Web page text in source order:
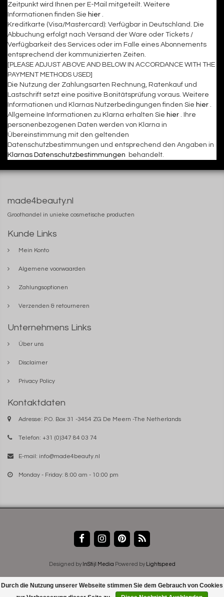
Zeitpunkt wird Ihnen per E-Mail mitgeteilt. Weitere
Informationen finden Sie hier .
Kreditkarte (Visa/Mastercard): Verfügbar in Deutschland. Die
Abbuchung erfolgt nach Versand der Ware oder Tickets /
Verfügbarkeit des Services oder im Falle eines Abonnements
entsprechend der kommunizierten Zeiten.
[PLEASE ADJUST ABOVE AND BELOW IN ACCORDANCE WITH THE
PAYMENT METHODS USED]
Die Nutzung der Zahlungsarten Rechnung, Ratenkauf und
Lastschrift setzt eine positive Bonitätsprüfung voraus. Weitere
Informationen und Klarnas Nutzerbedingungen finden Sie hier .
Allgemeine Informationen zu Klarna erhalten Sie hier . Ihre
personenbezogenen Daten werden von Klarna in
Übereinstimmung mit den geltenden
Datenschutzbestimmungen und entsprechend den Angaben in
Klarnas Datenschutzbestimmungen
behandelt.
made4beauty.nl
Groothandel in unieke cosmetische producten
Kunde Links
Mein Konto
Algemene voorwaarden
Zahlungsoptionen
Verzenden & retourneren
Unternehmens Links
Über uns
Disclaimer
Privacy Policy
Kontaktdaten
Adresse: P.O. Box 31 -3454 ZG De Meern -The Netherlands
Telefon: +31 (0)347 84 03 74
E-mail: info@made4beauty.nl
Monday - Friday: 8:00 am - 10:00 pm
Designed by InStijl Media Powered by Lightspeed
Durch die Nutzung unserer Webseite stimmen Sie dem Gebrauch von Cookies